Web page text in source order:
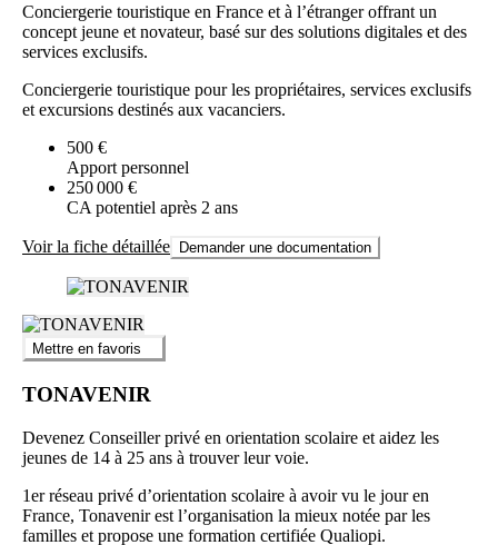
Conciergerie touristique en France et à l’étranger offrant un
concept jeune et novateur, basé sur des solutions digitales et des
services exclusifs.
Conciergerie touristique pour les propriétaires, services exclusifs
et excursions destinés aux vacanciers.
500 €
Apport personnel
250 000 €
CA potentiel après 2 ans
Voir la fiche détaillée Demander une documentation
Mettre en favoris
TONAVENIR
Devenez Conseiller privé en orientation scolaire et aidez les
jeunes de 14 à 25 ans à trouver leur voie.
1er réseau privé d’orientation scolaire à avoir vu le jour en
France, Tonavenir est l’organisation la mieux notée par les
familles et propose une formation certifiée Qualiopi.